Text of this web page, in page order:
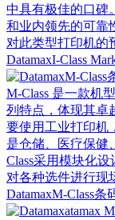
中具有极佳的口碑
和业内领先的可靠
对此类型打印机的
DatamaxI-Class
M-Class 是一款机
列特点，体现其卓
要使用工业打印机
是仓储、医疗保健
Class采用模块化
对各种选件进行现
DatamaxM-Class条